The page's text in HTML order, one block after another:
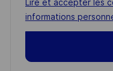
(Required)
Lire et accepter les
informations